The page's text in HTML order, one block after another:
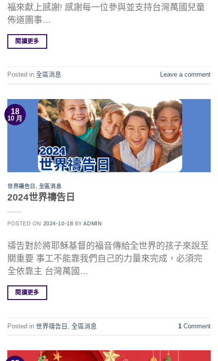
福來獻上感謝! 感謝每一位參與並支持台灣萬國兒童
佈道團事…
閱讀更多
Posted in 全區消息 Leave a comment
18
10 月
世界禱告日 , 全區消息
2024世界禱告日
POSTED ON 2024-10-18 BYADMIN
禱告對於將耶穌基督的福音傳給全世界的孩子來說至
關重要 事工不能靠我們自己的力量來完成，必須完
全依靠主 台灣萬國…
閱讀更多
Posted in 世界禱告日 全區消息 1 Comment